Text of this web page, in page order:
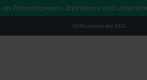
Zahnarztpraxen, Zahnlabore und
Willkommen bei ADS.